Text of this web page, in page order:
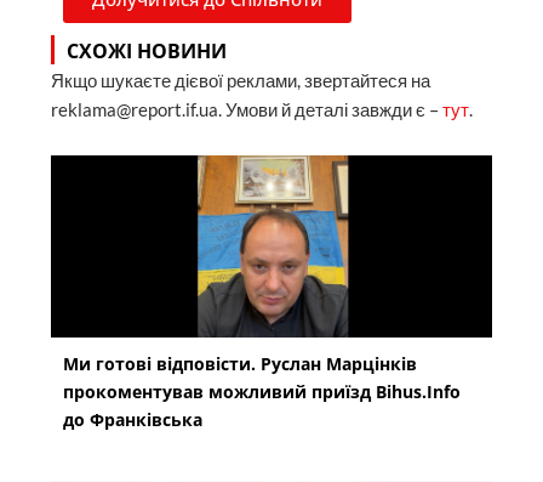
СХОЖІ НОВИНИ
Якщо шукаєте дієвої реклами, звертайтеся на
reklama@report.if.ua. Умови й деталі завжди є –тут.
Ми готові відповісти. Руслан Марцінків
прокоментував можливий приїзд Bihus.Info
до Франківська